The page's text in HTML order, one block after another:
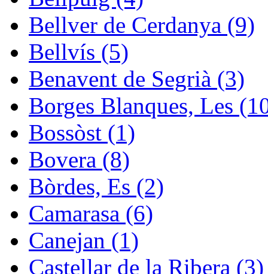
Bellver de Cerdanya (9)
Bellvís (5)
Benavent de Segrià (3)
Borges Blanques, Les
Bossòst (1)
Bovera (8)
Bòrdes, Es (2)
Camarasa (6)
Canejan (1)
Castellar de la Ribera (3)